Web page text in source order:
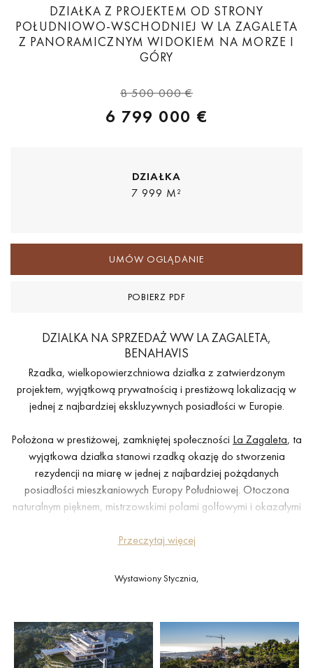
DZIAŁKA Z PROJEKTEM OD STRONY
POŁUDNIOWO-WSCHODNIEJ W LA ZAGALETA
Z PANORAMICZNYM WIDOKIEM NA MORZE I
GÓRY
8 500 000 €
6 799 000 €
DZIAŁKA
7 999 M²
UMÓW OGLĄDANIE
POBIERZ PDF
DZIALKA NA SPRZEDAŻ WW LA ZAGALETA,
BENAHAVIS
Rzadka, wielkopowierzchniowa działka z zatwierdzonym
projektem, wyjątkową prywatnością i prestiżową lokalizacją w
jednej z najbardziej ekskluzywnych posiadłości w Europie.
Położona w prestiżowej, zamkniętej społeczności La Zagaleta, ta
wyjątkowa działka stanowi rzadką okazję do stworzenia
rezydencji na miarę w jednej z najbardziej pożądanych
posiadłości mieszkaniowych Europy Południowej. Otoczona
naturalnym pięknem, mistrzowskimi polami golfowymi i okazałymi
niezrównany styl życia.
Jej wyniesiona, południowo-wschodnia orientacja zapewnia
śródziemnomorskim klimatem. Duże proporcje działki pozwalają
na realizację imponującej wizji architektonicznej, a zatwierdzony
projekt oferuje bezproblemową drogę do jej urzeczywistnienia.
Przeczytaj więcej
Wystawiony Stycznia,